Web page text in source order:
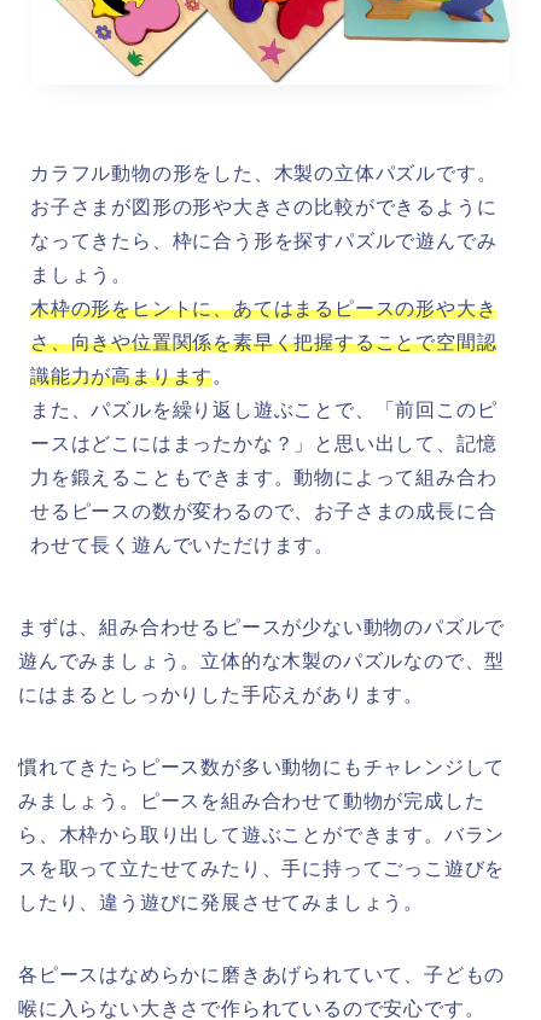
カラフル動物の形をした、木製の立体パズルです。
お子さまが図形の形や大きさの比較ができるように
なってきたら、枠に合う形を探すパズルで遊んでみ
ましょう。
木枠の形をヒントに、あてはまるピースの形や大き
さ、向きや位置関係を素早く把握することで空間認
識能力が高まります。
また、パズルを繰り返し遊ぶことで、「前回このピ
ースはどこにはまったかな？」と思い出して、記憶
力を鍛えることもできます。動物によって組み合わ
せるピースの数が変わるので、お子さまの成長に合
わせて長く遊んでいただけます。
まずは、組み合わせるピースが少ない動物のパズルで
遊んでみましょう。立体的な木製のパズルなので、型
にはまるとしっかりした手応えがあります。
慣れてきたらピース数が多い動物にもチャレンジして
みましょう。ピースを組み合わせて動物が完成した
ら、木枠から取り出して遊ぶことができます。バラン
スを取って立たせてみたり、手に持ってごっこ遊びを
したり、違う遊びに発展させてみましょう。
各ピースはなめらかに磨きあげられていて、子どもの
喉に入らない大きさで作られているので安心です。